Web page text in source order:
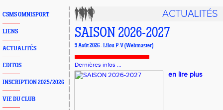
CSMS OMNISPORT
LIENS
ACTUALITÉS
EDITOS
INSCRIPTION 2025/2026
VIE DU CLUB
ACTUALITÉS
SAISON 2026-2027
9 Août 2026 - Lilou P-V (Webmaster)
Dernières infos ...
en lire plus